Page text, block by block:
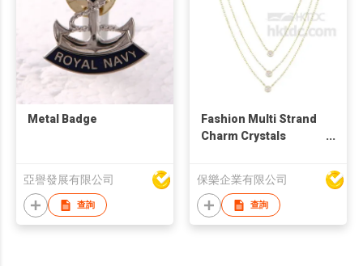
Metal Badge
亞譽發展有限公司
查詢
Fashion Multi Strand
Charm Crystals
保樂企業有限公司
查詢